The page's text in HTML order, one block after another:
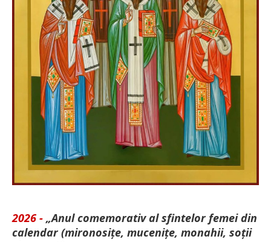
2026 - „Anul comemorativ al sfintelor femei din
calendar (mironosițe, mu­cenițe, monahii, soții